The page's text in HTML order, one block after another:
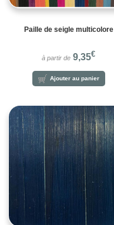
Paille de seigle multicolore
à partir de 9,35€
Ajouter au panier